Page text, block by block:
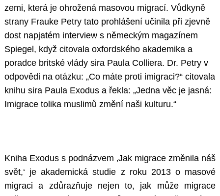
zemi, která je ohrožená masovou migrací. Vůdkyně
strany Frauke Petry tato prohlášení učinila při zjevně
dost napjatém interview s německým magazínem
Spiegel, když citovala oxfordského akademika a
poradce britské vlády sira Paula Colliera. Dr. Petry v
odpovědi na otázku: „Co máte proti imigraci?“ citovala
knihu sira Paula Exodus a řekla: „Jedna věc je jasná:
Imigrace tolika muslimů změní naši kulturu.“
Kniha Exodus s podnázvem ‚Jak migrace změnila náš
svět,‘ je akademická studie z roku 2013 o masové
migraci a zdůrazňuje nejen to, jak může migrace